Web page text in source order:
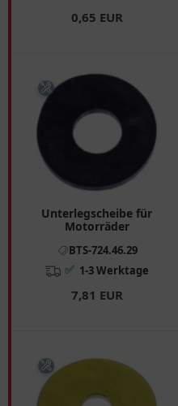
0,65 EUR
Unterlegscheibe für
Motorräder
BTS-724.46.29
✅ 1-3 Werktage
7,81 EUR